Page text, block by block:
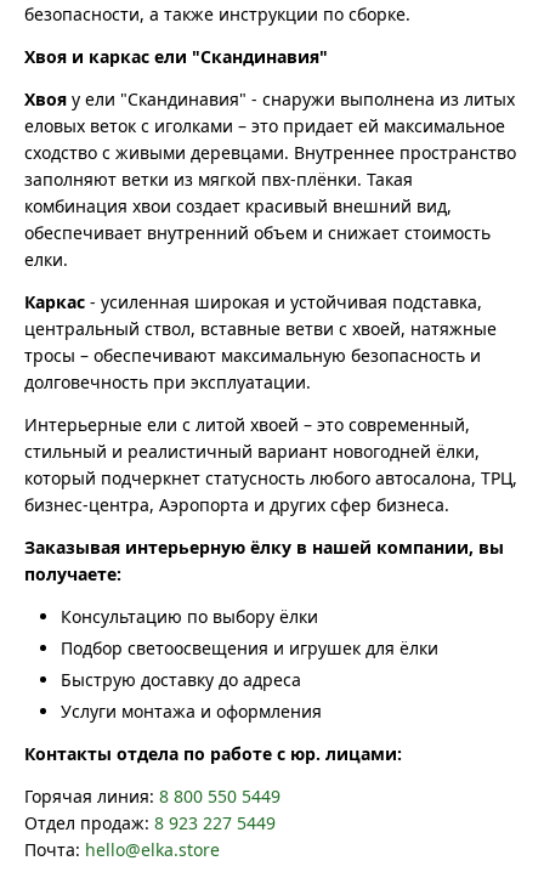
безопасности, а также инструкции по сборке.
Хвоя и каркас ели "Скандинавия"
Хвоя у ели "Скандинавия" - снаружи выполнена из литых
еловых веток с иголками – это придает ей максимальное
сходство с живыми деревцами. Внутреннее пространство
заполняют ветки из мягкой пвх-плёнки. Такая
комбинация хвои создает красивый внешний вид,
обеспечивает внутренний объем и снижает стоимость
елки.
Каркас - усиленная широкая и устойчивая подставка,
центральный ствол, вставные ветви с хвоей, натяжные
тросы – обеспечивают максимальную безопасность и
долговечность при эксплуатации.
Интерьерные ели с литой хвоей – это современный,
стильный и реалистичный вариант новогодней ёлки,
который подчеркнет статусность любого автосалона, ТРЦ,
бизнес-центра, Аэропорта и других сфер бизнеса.
Заказывая интерьерную ёлку в нашей компании, вы
получаете:
Консультацию по выбору ёлки
Подбор светоосвещения и игрушек для ёлки
Быструю доставку до адреса
Услуги монтажа и оформления
Контакты отдела по работе с юр. лицами:
Горячая линия: 8 800 550 5449
Отдел продаж: 8 923 227 5449
Почта: hello@elka.store